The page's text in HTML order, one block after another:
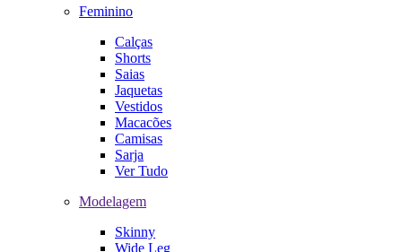
Feminino
Calças
Shorts
Saias
Jaquetas
Vestidos
Macacões
Camisas
Sarja
Ver Tudo
Modelagem
Skinny
Wide Leg